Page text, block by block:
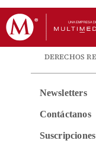
DERECHOS
Newsletters
Contáctanos
Suscripciones